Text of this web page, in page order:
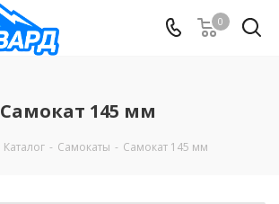
0
Самокат 145 мм
Каталог - Самокаты - Самокат 145 мм